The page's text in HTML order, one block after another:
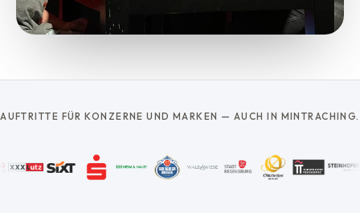
AUFTRITTE FÜR KONZERNE UND MARKEN — AUCH IN MINTRACHING.